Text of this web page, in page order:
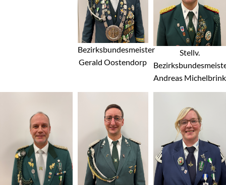
Bezirksbundesmeister
Gerald Oostendorp
Stellv.
Andreas Michelbrink